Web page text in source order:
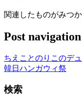
関連したものがみつ
Post navigation
ちえことのりこのデ
韓日ハンガウィ祭
検索